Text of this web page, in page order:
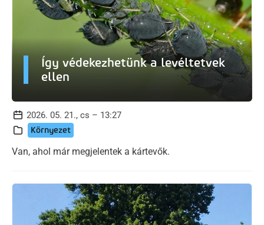
Így védekezhetünk a levéltetvek
ellen
2026. 05. 21., cs – 13:27
Környezet
Van, ahol már megjelentek a kártevők.